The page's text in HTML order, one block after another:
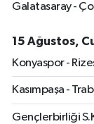
Galatasaray -
15 Ağustos,
Konyaspor -
Kasımpaşa -
Gençlerbirliği